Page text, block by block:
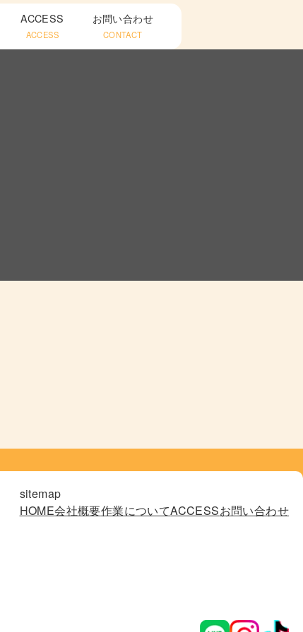
ACCESS
ACCESS
お問い合わせ
CONTACT
sitemap
HOME会社概要作業についてACCESSお問い合わせ